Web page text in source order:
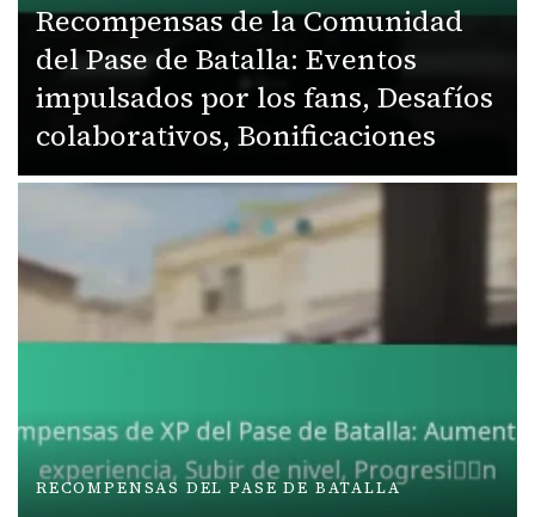
Recompensas de la Comunidad
del Pase de Batalla: Eventos
impulsados por los fans, Desafíos
colaborativos, Bonificaciones
RECOMPENSAS DEL PASE DE BATALLA